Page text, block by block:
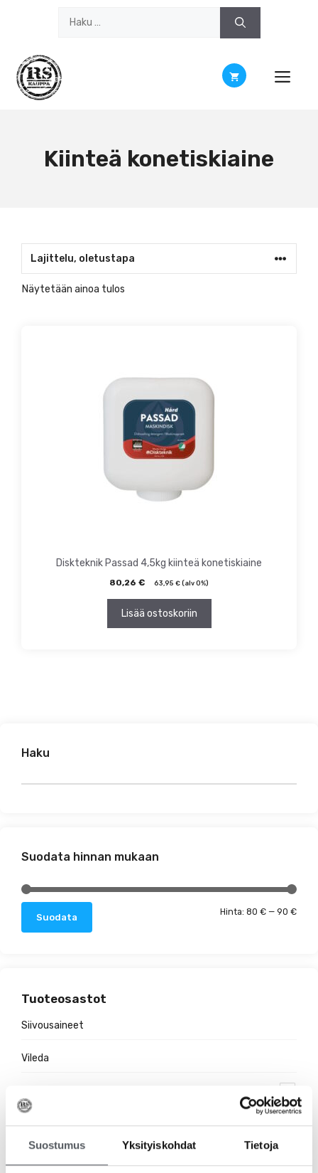
Suostumus Yksityiskohdat Tietoja
Kiinteä konetiskiaine
Näytetään ainoa tulos
Diskteknik Passad 4,5kg kiinteä konetiskiaine
80,26 € 63,95 € (alv 0%)
Lisää ostoskoriin
Haku
Suodata hinnan mukaan
Suodata Hinta: 80 € — 90 €
Tuoteosastot
Siivousaineet
Vileda
Jätehuolto